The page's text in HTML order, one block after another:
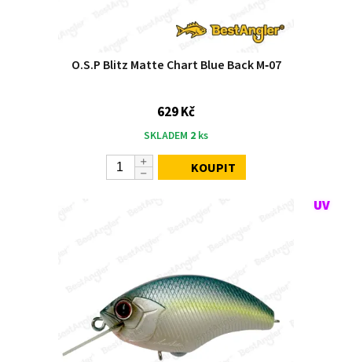
O.S.P Blitz Matte Chart Blue Back M‑07
629 Kč
SKLADEM 2 ks
KOUPIT